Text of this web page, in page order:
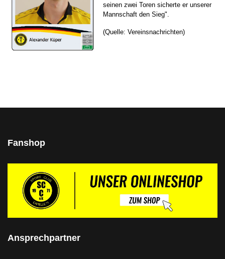
seinen zwei Toren sicherte er unserer
Mannschaft den Sieg".
(Quelle: Vereinsnachrichten)
Fanshop
Ansprechpartner